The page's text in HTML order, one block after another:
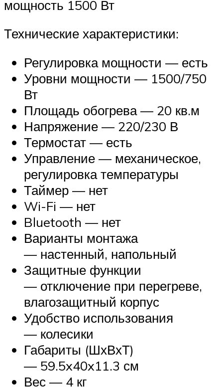
мощность 1500 Вт
Технические характеристики:
Регулировка мощности — есть
Уровни мощности — 1500/750
Вт
Площадь обогрева — 20 кв.м
Напряжение — 220/230 В
Термостат — есть
Управление — механическое,
регулировка температуры
Таймер — нет
Wi-Fi — нет
Bluetooth — нет
Варианты монтажа
— настенный, напольный
Защитные функции
— отключение при перегреве,
влагозащитный корпус
Удобство использования
— колесики
Габариты (ШхВхТ)
— 59.5x40x11.3 см
Вес — 4 кг